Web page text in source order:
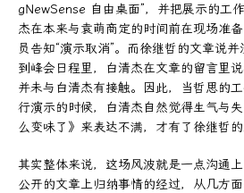
gNewSense 自由桌面”，并把展示的工
杰在本来与袁萌商定的时间前在现场准
员告知“演示取消”。而徐继哲的文章说
到峰会日程里，白清杰在文章的留言里
并未与白清杰有接触。因此，当哲思的
行演示的时候，白清杰自然觉得生气与
么变味了》来表达不满，才有了徐继哲的
其实整体来说，这场风波就是一点沟通
公开的文章上归纳事情的经过，从几方